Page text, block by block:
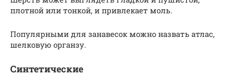
плотной или тонкой, и привлекает моль.
Популярными для занавесок можно назвать атлас,
шелковую органзу.
Синтетические